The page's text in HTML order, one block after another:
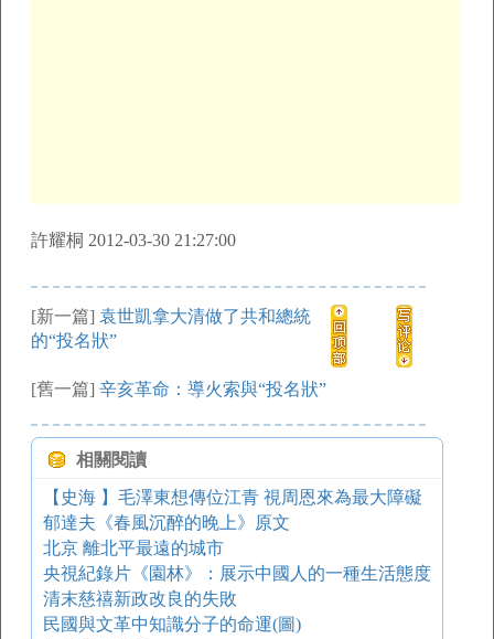
許耀桐 2012-03-30 21:27:00
[新一篇] 袁世凱拿大清做了共和總統
的“投名狀”
[舊一篇] 辛亥革命：導火索與“投名狀”
相關閱讀
【史海 】毛澤東想傳位江青 視周恩來為最大障礙
郁達夫《春風沉醉的晚上》原文
北京 離北平最遠的城市
央視紀錄片《園林》：展示中國人的一種生活態度
清末慈禧新政改良的失敗
民國與文革中知識分子的命運(圖)